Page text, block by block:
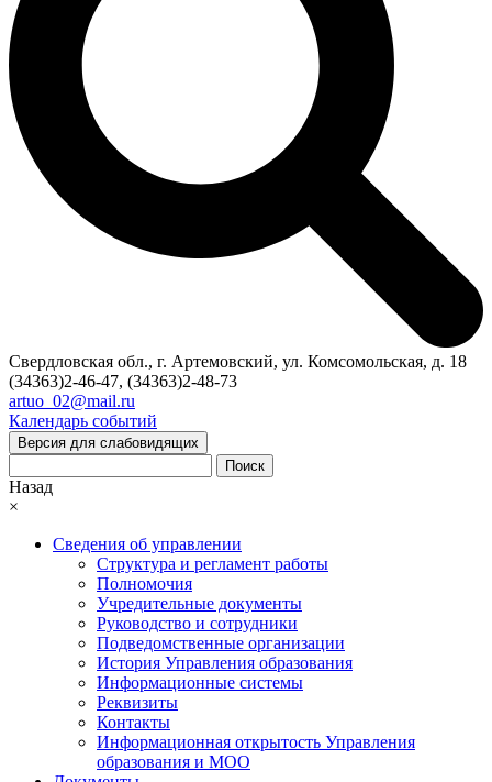
Свердловская обл., г. Артемовский, ул. Комсомольская, д. 18
(34363)2-46-47, (34363)2-48-73
artuo_02@mail.ru
Календарь событий
Версия для слабовидящих
Поиск
Назад
×
Сведения об управлении
Структура и регламент работы
Полномочия
Учредительные документы
Руководство и сотрудники
Подведомственные организации
История Управления образования
Информационные системы
Реквизиты
Контакты
Информационная открытость Управления
образования и МОО